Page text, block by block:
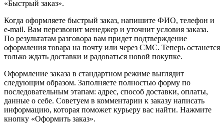
«Быстрый заказ».
Когда оформляете быстрый заказ, напишите ФИО, телефон и
e-mail. Вам перезвонит менеджер и уточнит условия заказа.
По результатам разговора вам придет подтверждение
оформления товара на почту или через СМС. Теперь останется
только ждать доставки и радоваться новой покупке.
Оформление заказа в стандартном режиме выглядит
следующим образом. Заполняете полностью форму по
последовательным этапам: адрес, способ доставки, оплаты,
данные о себе. Советуем в комментарии к заказу написать
информацию, которая поможет курьеру вас найти. Нажмите
кнопку «Оформить заказ».